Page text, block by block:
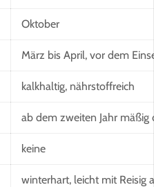
Oktober
März bis April, vor dem
kalkhaltig, nährstoffreich
ab dem zweiten Jahr mäßig
keine
winterhart, leicht mit Reisig